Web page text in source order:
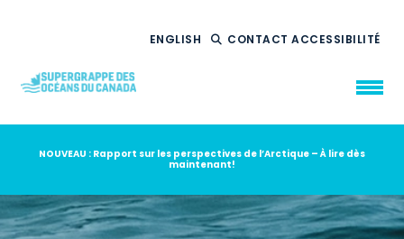
ENGLISH CONTACTACCESSIBILITÉ
QUI NOUSSOMMES
CE QUE NOUSFAISONS
NOUVEAU : Rapport sur les perspectives de l’Arctique – À lire dès
maintenant!